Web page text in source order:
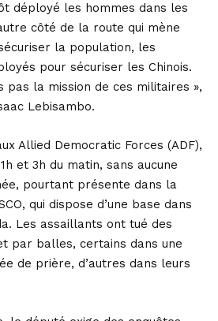
déployé les hommes dans les
côté de la route qui mène
la population, les
pour sécuriser les Chinois.
pas la mission de ces militaires »,
Lebisambo.
Allied Democratic Forces (ADF),
et 3h du matin, sans aucune
pourtant présente dans la
qui dispose d’une base dans
Les assaillants ont tué des
par balles, certains dans une
de prière, d’autres dans leurs